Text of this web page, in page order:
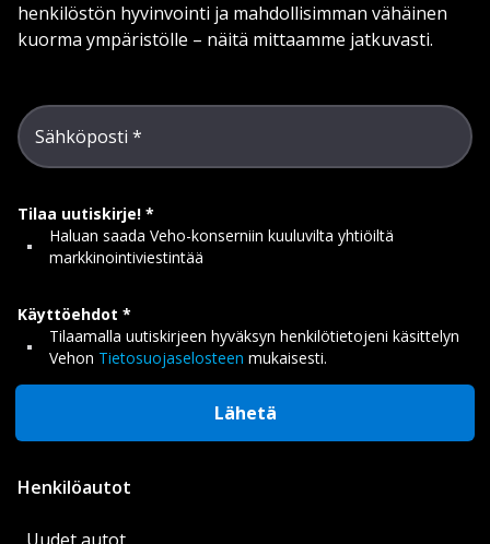
henkilöstön hyvinvointi ja mahdollisimman vähäinen
kuorma ympäristölle – näitä mittaamme jatkuvasti.
Sähköposti
Tilaa uutiskirje!
Haluan saada Veho-konserniin kuuluvilta yhtiöiltä
markkinointiviestintää
Käyttöehdot
Tilaamalla uutiskirjeen hyväksyn henkilötietojeni käsittelyn
Vehon Tietosuojaselosteen mukaisesti.
Lähetä
Henkilöautot